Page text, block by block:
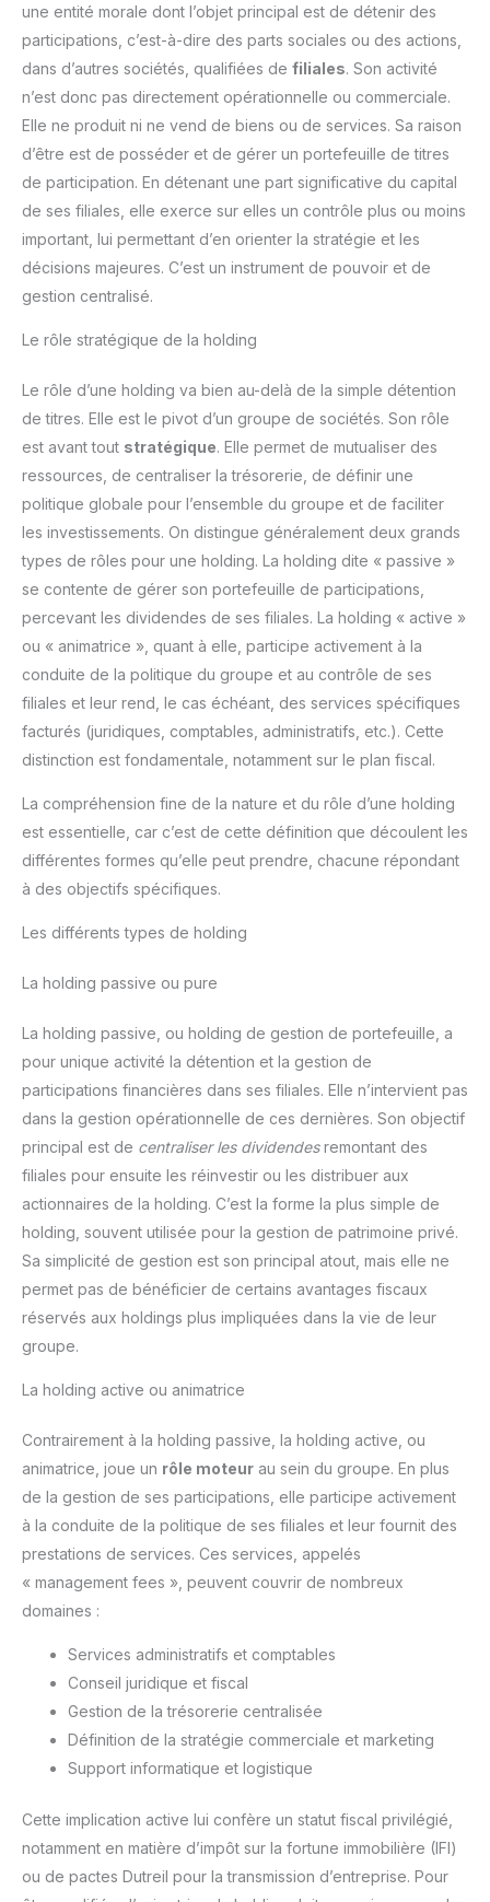
une entité morale dont l’objet principal est de détenir des
participations, c’est-à-dire des parts sociales ou des actions,
dans d’autres sociétés, qualifiées de filiales. Son activité
n’est donc pas directement opérationnelle ou commerciale.
Elle ne produit ni ne vend de biens ou de services. Sa raison
d’être est de posséder et de gérer un portefeuille de titres
de participation. En détenant une part significative du capital
de ses filiales, elle exerce sur elles un contrôle plus ou moins
important, lui permettant d’en orienter la stratégie et les
décisions majeures. C’est un instrument de pouvoir et de
gestion centralisé.
Le rôle stratégique de la holding
Le rôle d’une holding va bien au-delà de la simple détention
de titres. Elle est le pivot d’un groupe de sociétés. Son rôle
est avant tout stratégique. Elle permet de mutualiser des
ressources, de centraliser la trésorerie, de définir une
politique globale pour l’ensemble du groupe et de faciliter
les investissements. On distingue généralement deux grands
types de rôles pour une holding. La holding dite « passive »
se contente de gérer son portefeuille de participations,
percevant les dividendes de ses filiales. La holding « active »
ou « animatrice », quant à elle, participe activement à la
conduite de la politique du groupe et au contrôle de ses
filiales et leur rend, le cas échéant, des services spécifiques
facturés (juridiques, comptables, administratifs, etc.). Cette
distinction est fondamentale, notamment sur le plan fiscal.
La compréhension fine de la nature et du rôle d’une holding
est essentielle, car c’est de cette définition que découlent les
différentes formes qu’elle peut prendre, chacune répondant
à des objectifs spécifiques.
Les différents types de holding
La holding passive ou pure
La holding passive, ou holding de gestion de portefeuille, a
pour unique activité la détention et la gestion de
participations financières dans ses filiales. Elle n’intervient pas
dans la gestion opérationnelle de ces dernières. Son objectif
principal est de centraliser les dividendesremontant des
filiales pour ensuite les réinvestir ou les distribuer aux
actionnaires de la holding. C’est la forme la plus simple de
holding, souvent utilisée pour la gestion de patrimoine privé.
Sa simplicité de gestion est son principal atout, mais elle ne
permet pas de bénéficier de certains avantages fiscaux
réservés aux holdings plus impliquées dans la vie de leur
groupe.
La holding active ou animatrice
Contrairement à la holding passive, la holding active, ou
animatrice, joue un rôle moteur au sein du groupe. En plus
de la gestion de ses participations, elle participe activement
à la conduite de la politique de ses filiales et leur fournit des
prestations de services. Ces services, appelés
« management fees », peuvent couvrir de nombreux
domaines :
Services administratifs et comptables
Conseil juridique et fiscal
Gestion de la trésorerie centralisée
Définition de la stratégie commerciale et marketing
Support informatique et logistique
Cette implication active lui confère un statut fiscal privilégié,
notamment en matière d’impôt sur la fortune immobilière (IFI)
ou de pactes Dutreil pour la transmission d’entreprise. Pour